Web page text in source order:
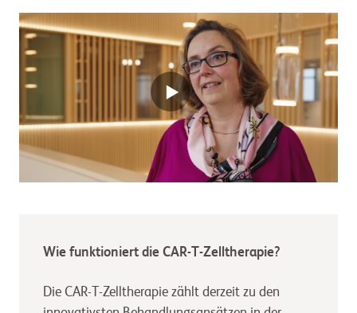
Wie funktioniert die CAR-T-Zelltherapie?
Die CAR-T-Zelltherapie zählt derzeit zu den